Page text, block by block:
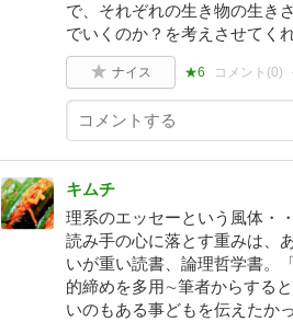
で、それぞれの生き物の生き
でいくのか？を考えさせてく
ナイス ★6 コメント(0)
キムチ
理系のエッセーという風体・
読み手の心に落とす重みは、
いが重い読書、論理哲学書。
的締めを多用∼筆者からする
いのもある事どもを伝えたか